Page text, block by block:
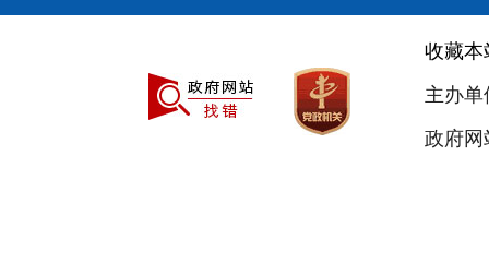
收藏本
主办
政府网